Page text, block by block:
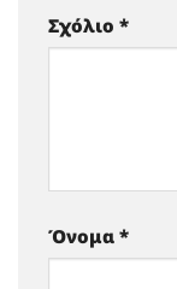
Σχόλιο *
Όνομα *